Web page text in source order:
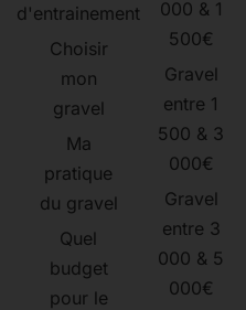
d'entrainement
Choisir
mon
gravel
Ma
pratique
du gravel
Quel
budget
pour le
000 & 1
500€
Gravel
entre 1
500 & 3
000€
Gravel
entre 3
000 & 5
000€